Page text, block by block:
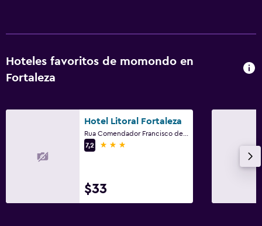
Hoteles favoritos de momondo en
Fortaleza
Hotel Litoral Fortaleza
7,2
3 estrellas
$33